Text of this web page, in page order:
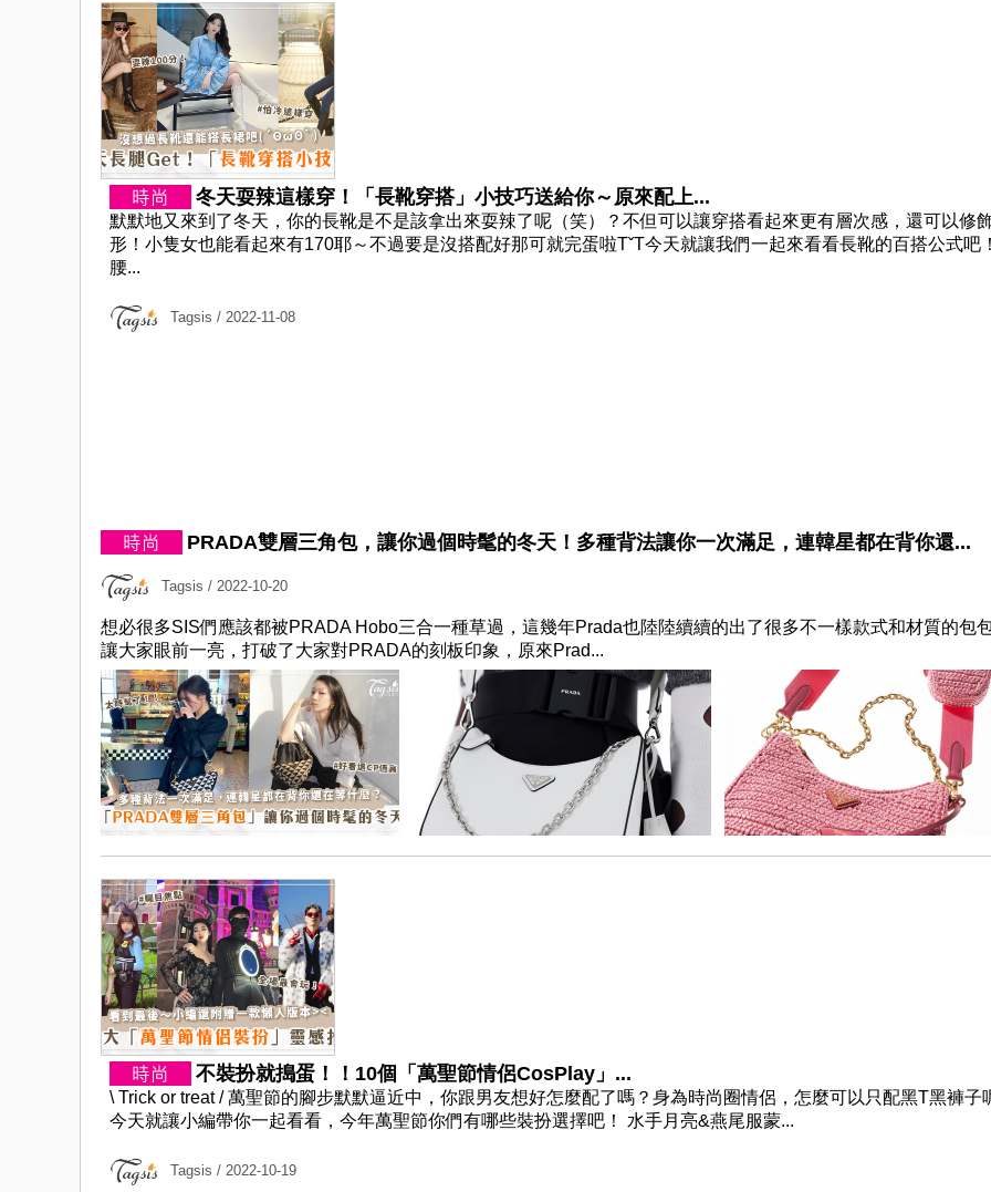
冬天耍辣這樣穿！「長靴穿搭」小技巧送給你～原來配上...
默默地又來到了冬天，你的長靴是不是該拿出來耍辣了呢（笑）？不但可以讓穿搭看起來更有層次感，還可以修
形！小隻女也能看起來有170耶～不過要是沒搭配好那可就完蛋啦TˇT今天就讓我們一起來看看長靴的百搭公式吧
腰...
Tagsis / 2022-11-08
PRADA雙層三角包，讓你過個時髦的冬天！多種背法讓你一次滿足，連韓星都在背你還...
Tagsis / 2022-10-20
想必很多SIS們應該都被PRADA Hobo三合一種草過，這幾年Prada也陸陸續續的出了很多不一樣款式和材質的包
讓大家眼前一亮，打破了大家對PRADA的刻板印象，原來Prad...
不裝扮就搗蛋！！10個「萬聖節情侶CosPlay」...
\ Trick or treat / 萬聖節的腳步默默逼近中，你跟男友想好怎麼配了嗎？身為時尚圈情侶，怎麼可以只配黑T黑褲子
今天就讓小編帶你一起看看，今年萬聖節你們有哪些裝扮選擇吧！ 水手月亮&燕尾服蒙...
Tagsis / 2022-10-19